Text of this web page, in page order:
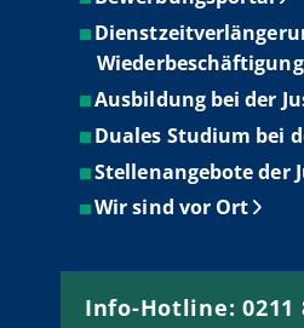
Wiederbeschäftigung
Ausbildung bei der
Duales Studium bei
Stellenangebote der
Wir sind vor Ort
Info-Hotline: 0211